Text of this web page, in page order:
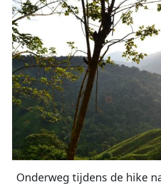
Onderweg tijdens de hike